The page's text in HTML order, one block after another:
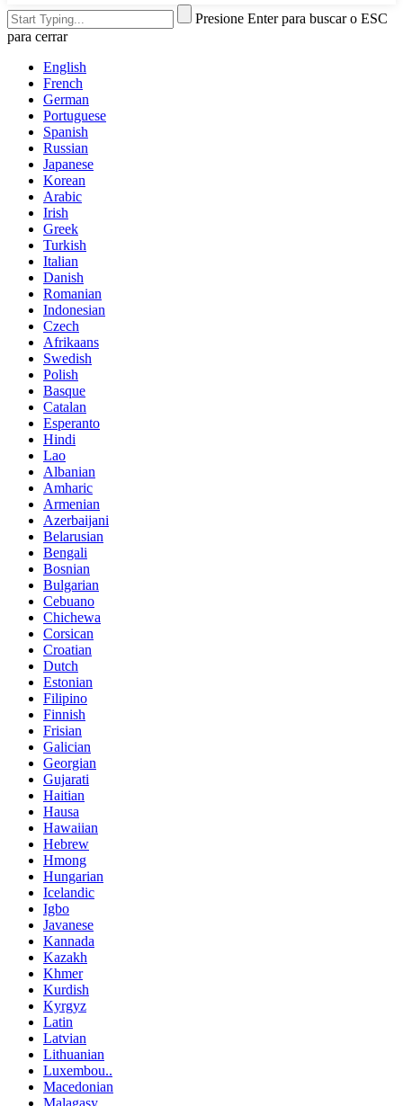
Presione Enter para buscar o ESC
para cerrar
English
French
German
Portuguese
Spanish
Russian
Japanese
Korean
Arabic
Irish
Greek
Turkish
Italian
Danish
Romanian
Indonesian
Czech
Afrikaans
Swedish
Polish
Basque
Catalan
Esperanto
Hindi
Lao
Albanian
Amharic
Armenian
Azerbaijani
Belarusian
Bengali
Bosnian
Bulgarian
Cebuano
Chichewa
Corsican
Croatian
Dutch
Estonian
Filipino
Finnish
Frisian
Galician
Georgian
Gujarati
Haitian
Hausa
Hawaiian
Hebrew
Hmong
Hungarian
Icelandic
Igbo
Javanese
Kannada
Kazakh
Khmer
Kurdish
Kyrgyz
Latin
Latvian
Lithuanian
Luxembou..
Macedonian
Malagasy